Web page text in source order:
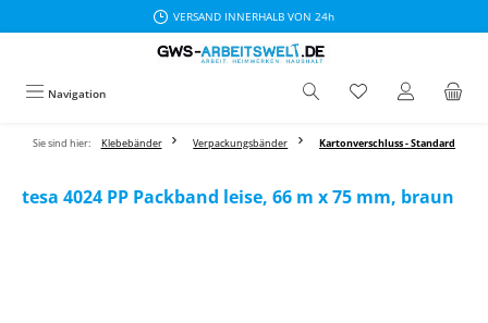
VERSAND INNERHALB VON 24h
Navigation
Sie sind hier: Klebebänder Verpackungsbänder Kartonverschluss - Standard
tesa 4024 PP Packband leise, 66 m x 75 mm, braun